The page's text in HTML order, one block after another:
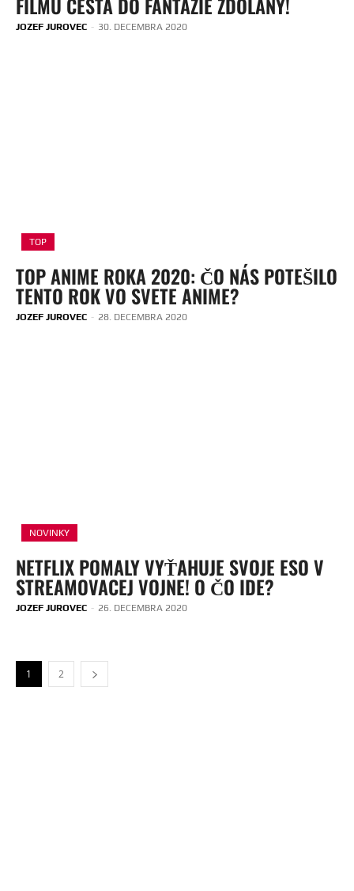
JOZEF JUROVEC - 30. DECEMBRA 2020
TOP
TOP ANIME ROKA 2020: ČO NÁS POTEŠILO
TENTO ROK VO SVETE ANIME?
JOZEF JUROVEC - 28. DECEMBRA 2020
NOVINKY
NETFLIX POMALY VYŤAHUJE SVOJE ESO V
STREAMOVACEJ VOJNE! O ČO IDE?
JOZEF JUROVEC - 26. DECEMBRA 2020
1 2